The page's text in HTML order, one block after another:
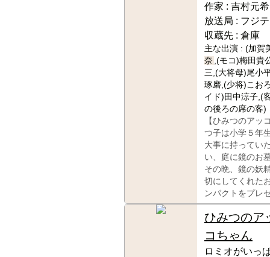
作家 : 吉村元希
放送局 : フジ
収蔵先 : 倉庫
主な出演 : (加賀
奈 ,(モコ)梅田貴
三,(大将母)尾小
琢磨,(少将)こお
イド)田中涼子,(
の後ろの席の客)
【ひみつのアッ
つ子は小学５年
大事に持ってい
い、庭に鏡のお
その晩、鏡の妖
切にしてくれた
ンパクトをプレ
ひみつのア
コちゃん
ロミオがいっ